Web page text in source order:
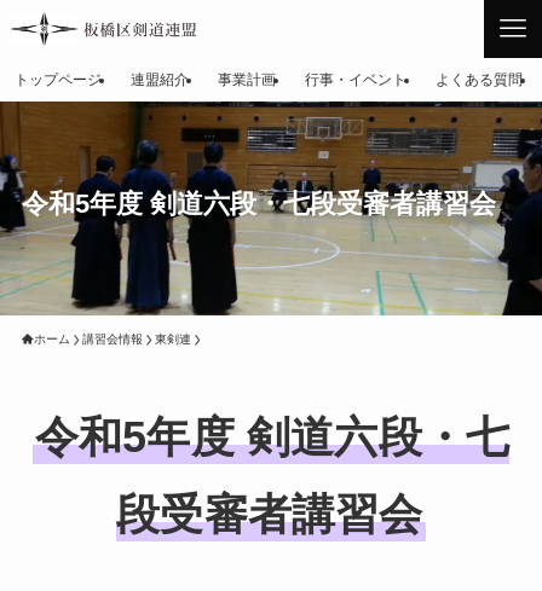
トップページ 連盟紹介 事業計画 行事・イベント よくある質問
令和5年度 剣道六段・七段受審者講習会
ホーム 講習会情報 東剣連
令和5年度 剣道六段・七
段受審者講習会